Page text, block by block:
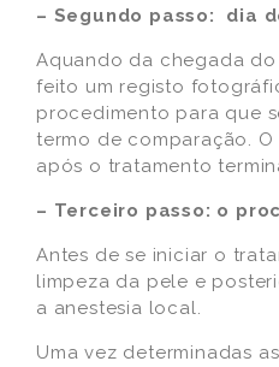
– Segundo passo: dia
Aquando da chegada
feito um registo
procedimento para que
termo de comparação.
após o tratamento
– Terceiro passo: o
Antes de se iniciar o
limpeza da pele e
a anestesia local.
Uma vez determinadas